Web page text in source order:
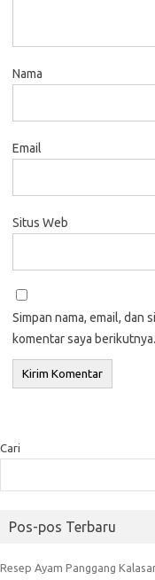
Nama
Email
Situs Web
Simpan nama, email, dan
komentar saya berikutnya.
Cari
Pos-pos Terbaru
Resep Ayam Panggang